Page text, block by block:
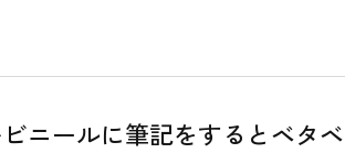
ニールに筆記をするとベタベ